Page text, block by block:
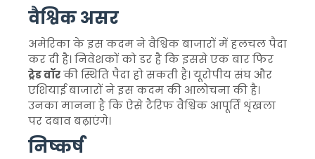
वैश्विक असर
अमेरिका के इस कदम ने वैश्विक बाजारों में हलचल पैदा
कर दी है। निवेशकों को डर है कि इससे एक बार फिर
ट्रेड वॉरकी स्थिति पैदा हो सकती है। यूरोपीय संघ और
एशियाई बाजारों ने इस कदम की आलोचना की है।
उनका मानना है कि ऐसे टैरिफ वैश्विक आपूर्ति शृंखला
पर दबाव बढ़ाएंगे।
निष्कर्ष